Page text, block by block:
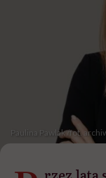
Paulina Pawlak /fot.